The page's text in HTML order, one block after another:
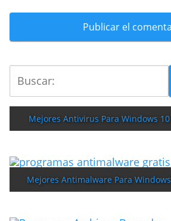
Mejores Antivirus Para Windows 10
Mejores Antimalware Para Windows